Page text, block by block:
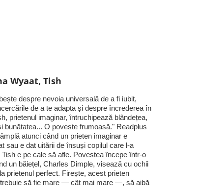
Wyaat, Tish
despre nevoia universală de a fi iubit,
de a te adapta și despre încrederea în
prietenul imaginar, întruchipează blândețea,
bunătatea... O poveste frumoasă." Readplus
atunci când un prieten imaginar e
sau e dat uitării de însuși copilul care l-a
Tish e pe cale să afle. Povestea începe într-o
un băiețel, Charles Dimple, visează cu ochii
prietenul perfect. Firește, acest prieten
să fie mare — cât mai mare —, să aibă